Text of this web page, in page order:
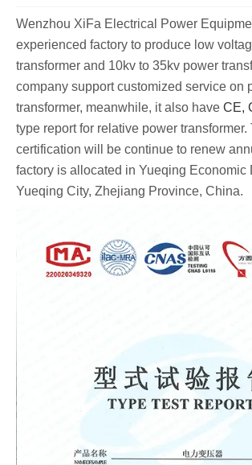
Wenzhou XiFa Electrical Power
experienced factory to produce low
transformer and 10kv to 35kv power
company support customized service on
transformer, meanwhile, it also have CE,
type report for relative power transformer.
certification will be continue to renew
factory is allocated in Yueqing Economic
Yueqing City, Zhejiang Province, China.